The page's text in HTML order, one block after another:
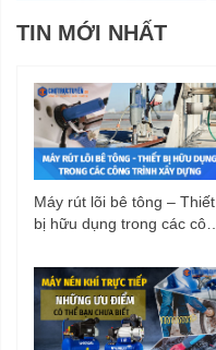
TIN MỚI NHẤT
Máy rút lõi bê tông – Thiết
bị hữu dụng trong các công